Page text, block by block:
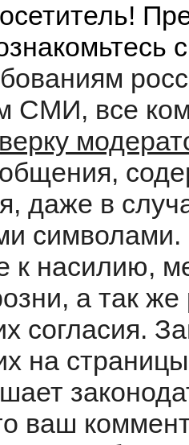
СМИ, все
даже в
символами.
насилию,
а так
согласия.
на
ваш